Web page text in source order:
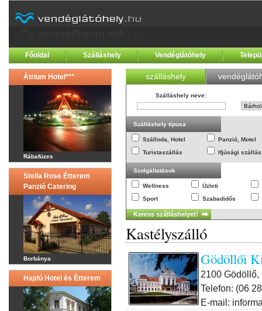
Főoldal Szálláshely Vendéglátóhely
Átrium Hotel***
Rábafüzes
Stella Rose Étterem
Panzió Catering
Borbánya
Hajdú Hotel és Étterem
szálláshely
Szálláshely neve:
Szálláshely típusa
Szálloda, Hotel
Panzió, Motel
Turistaszállás
Ifjúsági szállás
Szolgáltatások
Wellness
Üzleti
Sport
Szabadidős
Kastélyszálló
Gödöllői
2100
Telefon: (06
E-mail: